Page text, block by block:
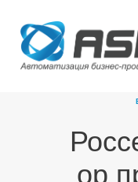
ор
ГЛАВНАЯ
О